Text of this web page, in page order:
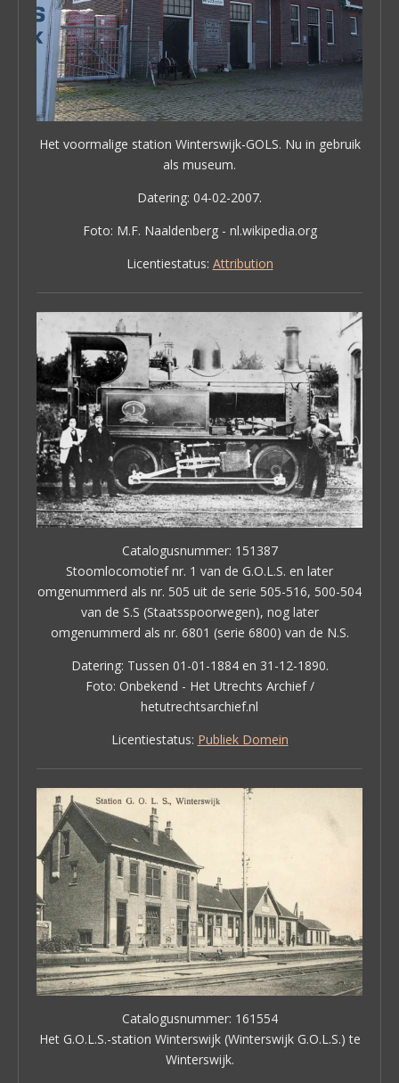
Het voormalige station Winterswijk-GOLS. Nu in gebruik
als museum.
Datering: 04-02-2007.
Foto: M.F. Naaldenberg - nl.wikipedia.org
Licentiestatus: Attribution
Catalogusnummer: 151387
Stoomlocomotief nr. 1 van de G.O.L.S. en later
omgenummerd als nr. 505 uit de serie 505-516, 500-504
van de S.S (Staatsspoorwegen), nog later
omgenummerd als nr. 6801 (serie 6800) van de N.S.
Datering: Tussen 01-01-1884 en 31-12-1890.
Foto: Onbekend - Het Utrechts Archief /
hetutrechtsarchief.nl
Licentiestatus: Publiek Domein
Catalogusnummer: 161554
Het G.O.L.S.-station Winterswijk (Winterswijk G.O.L.S.) te
Winterswijk.